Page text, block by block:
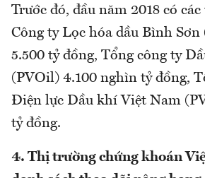
Trước đó, đầu năm 2018 có
Công ty Lọc hóa dầu Bình Sơn
5.500 tỷ đồng, Tổng công ty
(PVOil) 4.100 nghìn tỷ đồng,
Điện lực Dầu khí Việt Nam
tỷ đồng.
4. Thị trường chứng khoán